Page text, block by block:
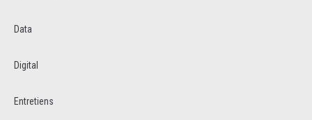
Data
Digital
Entretiens